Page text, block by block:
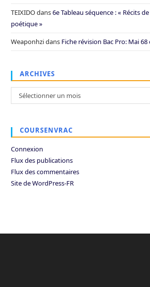
TEIXIDOdans6e Tableau séquence : « Récits
poétique »
Weaponhzidans Fiche révision Bac Pro: Mai 68
ARCHIVES
Archives
Sélectionner un mois
COURSENVRAC
Connexion
Flux des publications
Flux des commentaires
Site de WordPress-FR